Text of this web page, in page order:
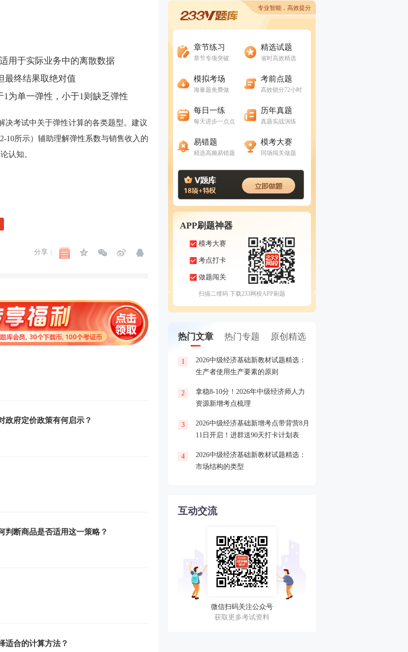
用于实际业务中的离散数据
最终结果取绝对值
为单一弹性，小于1则缺乏弹性
决考试中关于弹性计算的各类题型。建议
10所示）辅助理解弹性系数与销售收入的
认知。
分享：
政府定价政策有何启示？
判断商品是否适用这一策略？
适合的计算方法？
专业智能，高效提分
章节练习
章节专项突破
精选试题
省时高效精选
模拟考场
海量题免费做
考前点题
高效锁分72小时
每日一练
每天进步一点点
历年真题
真题实战演练
易错题
精选高频易错题
模考大赛
同场闯关做题
APP刷题神器
模考大赛
考点打卡
做题闯关
扫描二维码 下载233网校APP刷题
热门文章 热门专题 原创精选
1
2026中级经济基础新教材试题精选：
生产者使用生产要素的原则
2
拿稳8-10分！2026年中级经济师人力
资源新增考点梳理
3
2026中级经济基础新增考点带背营8月
11日开启！进群送90天打卡计划表
4
2026中级经济基础新教材试题精选：
市场结构的类型
互动交流
微信扫码关注公众号
获取更多考试资料